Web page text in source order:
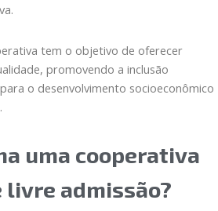
tem o objetivo de oferecer
promovendo a inclusão
o desenvolvimento socioeconômico
uma cooperativa
livre admissão?